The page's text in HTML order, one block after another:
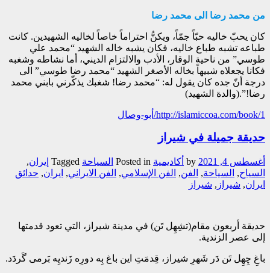
من محمد رضا الى محمد رضا
كان يحبّ خاليه حبّاً جمّاً، ويكنُّ احتراماً خاصاً لخاليه الشهيدين. كانت
طباعه تشبه طباع خاليه، فكان يشبه خاله الشهيد “محمد علي
طوسي” من ناحية الوقار، الأدب والالتزام الديني، أما نشاطه وشغبه
فكانا يجعلاه شبيهاً بخاله الأصغر الشهيد “محمد رضا طوسي” الى
درجة أنّ جده كان يقول له: “محمد رضا! شغبك يذكّرني بابني محمد
رضا!”.(والدة الشهيد)
http://islamiccoa.com/book/1/أبو-وصال
حديقة جميلة في شيراز
أغسطس 4, 2021 أکادیمیة Posted in السیاحة Tagged إيران,
السياح, السياحة, الفن, الفن الإسلامي, الفن الايراني, ايران, حدائق
ايران, شيراز , شیراز
حدیقة أربعون مقام(تشِهِل تَن) في مدینة شیراز، التي تعود قدمتها
إلی عصر الزندیة.
باغِ چِهِل تَن دَر شَهرِ شیراز، قِدمَتِ این باغ بِه دورِه زَندیِه بَرمی گَردَد.